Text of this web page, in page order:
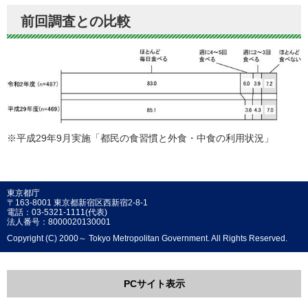
前回調査との比較
※平成29年9月実施「都民の食習慣と外食・中食の利用状況」
東京都庁
〒163-8001 東京都新宿区西新宿2-8-1
電話：03-5321-1111(代表)
法人番号：8000020130001
Copyright (C) 2000～ Tokyo Metropolitan Government. All Rights Reserved.
PCサイト表示